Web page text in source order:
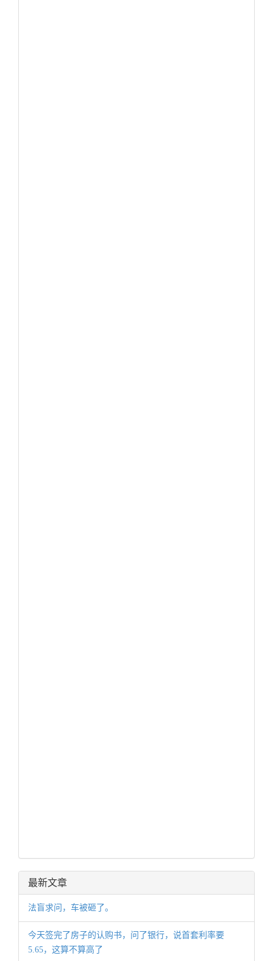
最新文章
法盲求问，车被砸了。
今天签完了房子的认购书，问了银行，说首套利率要
5.65，这算不算高了